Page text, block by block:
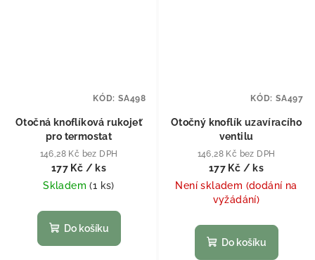
Otočná knoflíková rukojeť
pro termostat
146,28 Kč bez DPH
177 Kč / ks
Skladem(1 ks)
Do košíku
KÓD: SA498
Otočný knoflík uzavíracího
ventilu
146,28 Kč bez DPH
177 Kč / ks
Není skladem (dodání na
vyžádání)
Do košíku
KÓD: SA497